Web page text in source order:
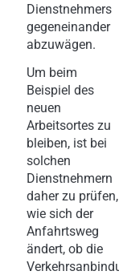
Dienstnehmers
gegeneinander
abzuwägen.
Um beim
Beispiel des
neuen
Arbeitsortes zu
bleiben, ist bei
solchen
Dienstnehmern
daher zu prüfen,
wie sich der
Anfahrtsweg
ändert, ob die